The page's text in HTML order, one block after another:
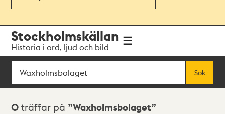
navigationen
huvudinnehållet
Stockholmskällan
Historia i ord, ljud och bild
Sök
Sök
Sökresultat
0 träffar på Waxholmsbolaget